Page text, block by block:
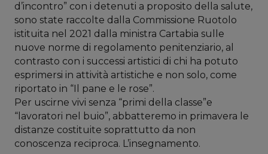
d’incontro” con i detenuti a proposito della salute,
sono state raccolte dalla Commissione Ruotolo
istituita nel 2021 dalla ministra Cartabia sulle
nuove norme di regolamento penitenziario, al
contrasto con i successi artistici di chi ha potuto
esprimersi in attività artistiche e non solo, come
riportato in “Il pane e le rose”.
Per uscirne vivi senza “primi della classe”e
“lavoratori nel buio”, abbatteremo in primavera le
distanze costituite soprattutto da non
conoscenza reciproca. L’insegnamento.